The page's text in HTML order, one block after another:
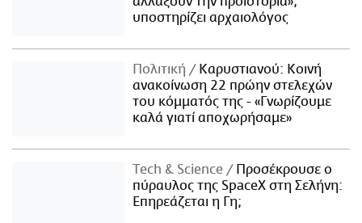
υποστηρίζει αρχαιολόγος
Πολιτική
Καρυστιανού: Κοινή
ανακοίνωση 22 πρώην στελεχών
του κόμματός της - «Γνωρίζουμε
καλά γιατί αποχωρήσαμε»
Τech & Science
Προσέκρουσε ο
πύραυλος της SpaceX στη Σελήνη:
Επηρεάζεται η Γη;